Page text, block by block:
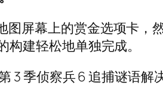
图屏幕上的赏金选项卡，
构建轻松地单独完成。
季侦察兵 6 追捕谜语解